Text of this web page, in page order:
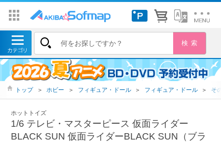
トップ ＞ ホビー ＞ フィギュア・ドール ＞ フィギュア・ドール ＞ そ
ホットトイズ
1/6 テレビ・マスターピース 仮面ライダー
BLACK SUN 仮面ライダーBLACK SUN（ブラ